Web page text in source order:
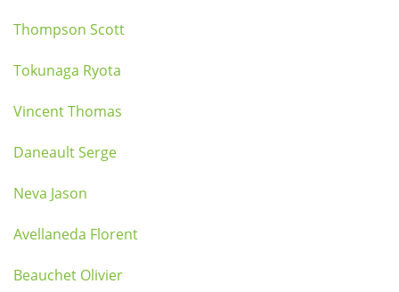
Thompson Scott
Tokunaga Ryota
Vincent Thomas
Daneault Serge
Neva Jason
Avellaneda Florent
Beauchet Olivier